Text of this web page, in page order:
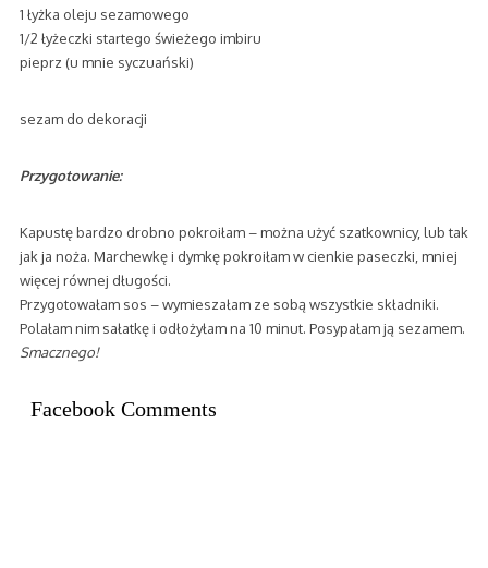
1 łyżka oleju sezamowego
1/2 łyżeczki startego świeżego imbiru
pieprz (u mnie syczuański)
sezam do dekoracji
Przygotowanie:
Kapustę bardzo drobno pokroiłam – można użyć szatkownicy, lub tak
jak ja noża. Marchewkę i dymkę pokroiłam w cienkie paseczki, mniej
więcej równej długości.
Przygotowałam sos – wymieszałam ze sobą wszystkie składniki.
Polałam nim sałatkę i odłożyłam na 10 minut. Posypałam ją sezamem.
Smacznego!
Facebook Comments